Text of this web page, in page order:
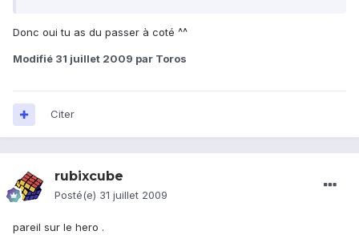
Donc oui tu as du passer à coté ^^
Modifié 31 juillet 2009 par Toros
Citer
rubixcube
Posté(e) 31 juillet 2009
pareil sur le hero .